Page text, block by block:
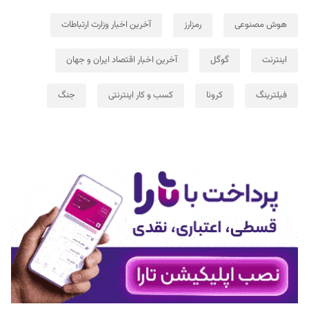
هوش مصنوعی رمزارز آخرین اخبار وزارت ارتباطات
اینترنت گوگل آخرین اخبار اقتصاد ایران و جهان
فیلترینگ کرونا کسب و کار اینترنتی جنگ